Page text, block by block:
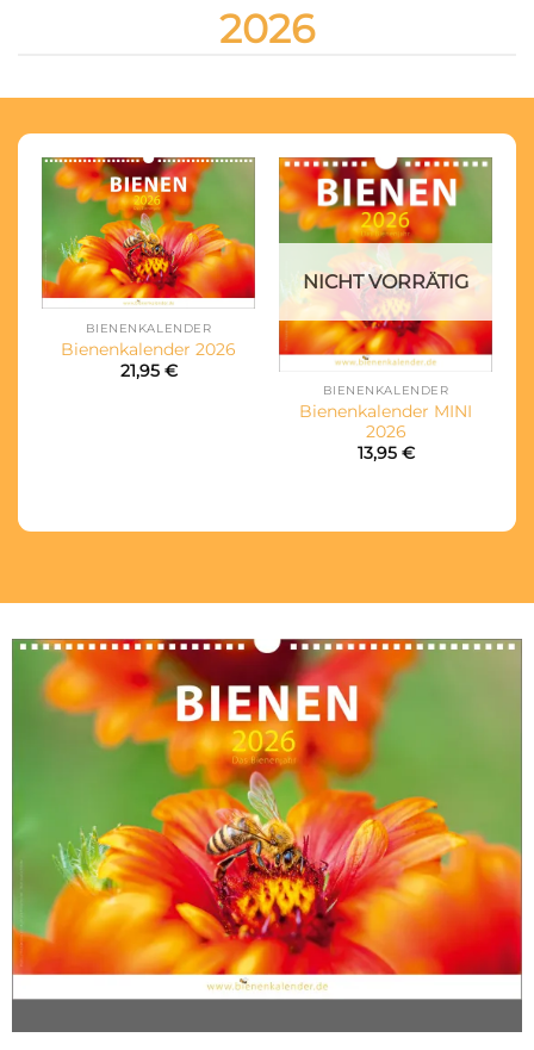
2026
BIENENKALENDER
Bienenkalender 2026
21,95 €
NICHT VORRÄTIG
BIENENKALENDER
Bienenkalender MINI
2026
13,95 €